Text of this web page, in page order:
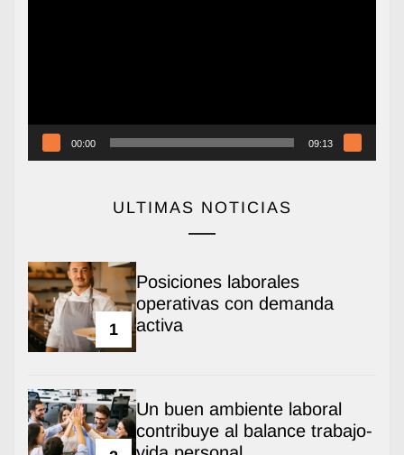
00:00 09:13
ULTIMAS NOTICIAS
1
Posiciones laborales
operativas con demanda
activa
Un buen ambiente laboral
contribuye al balance trabajo-